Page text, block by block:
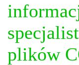
plików